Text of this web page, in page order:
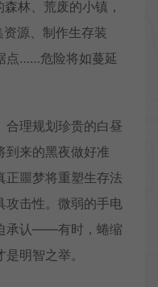
林、荒废的小镇，
源、制作生存装
点……危险将如蔓延
合理规划珍贵的白昼
到来的黑夜做好准
正噩梦将重塑生存法
击性。微弱的手电
承认——有时，蜷缩
明智之举。